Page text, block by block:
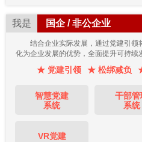
我是 国企 / 非公企业
结合企业实际发展，通过党建引
化为企业发展的优势，全面提升可持续
★ 党建引领 ★ 松绑减负
智慧党建
系统
干部管
系统
VR党建